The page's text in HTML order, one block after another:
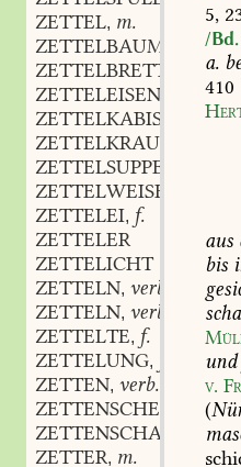
ZETTEL, m.
ZETTELBAUM
ZETTELBRETT
ZETTELEISEN
ZETTELKABIS
ZETTELKRAUT
ZETTELSUPPE
ZETTELWEISE
ZETTELEI, f.
ZETTELER
ZETTELICHT
ZETTELN, verb.
ZETTELN, verb.
ZETTELTE, f.
ZETTELUNG,
ZETTEN, verb.
ZETTENSCHEISZ
f.
ZETTENSCHAUFEL,f.
ZETTER, m.
5,
/
a.
410
aus
bis
und
v.
(